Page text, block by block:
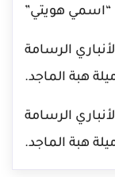
“اسمي هويتي”
الرسامة
هبة الماجد.
الرسامة
هبة الماجد.